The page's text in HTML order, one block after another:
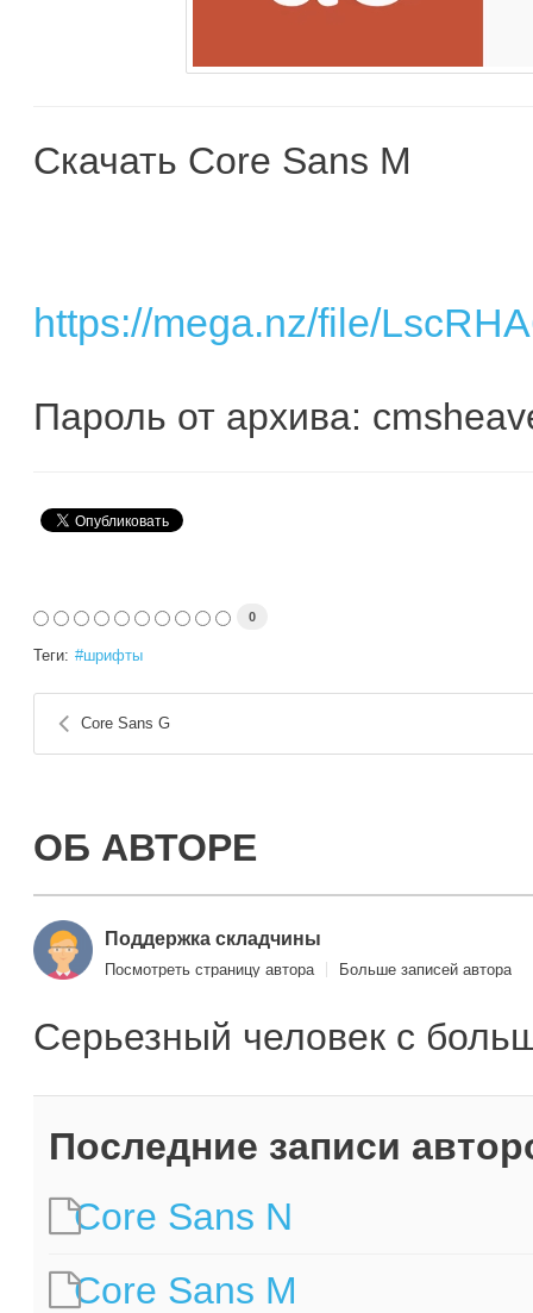
Скачать Core Sans M
https://mega.nz/file/
Пароль от архива:
0
Теги: шрифты
Core Sans G
ОБ АВТОРЕ
Поддержка складчины
Посмотреть страницу автора Больше записей автора
Серьезный человек с
Последние записи
Core Sans N
Core Sans M